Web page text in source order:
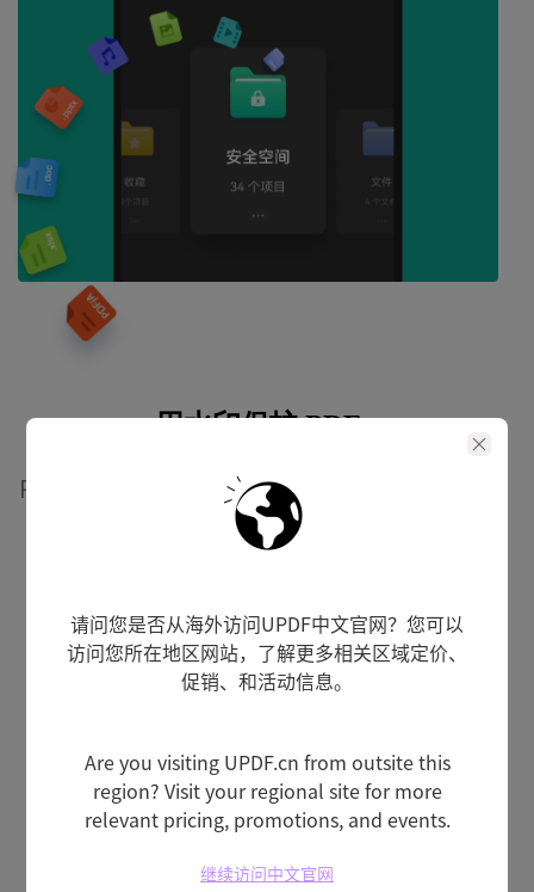
请问您是否从海外访问UPDF中文官网？您可以
访问您所在地区网站，了解更多相关区域定价、
促销、和活动信息。
Are you visiting UPDF.cn from outsite this
region? Visit your regional site for more
relevant pricing, promotions, and events.
继续访问中文官网
用水印保护 PDF
PDF 水印用于版权保护、状态标记和防止非法
使用。
3种水印类型
8个平铺选项
根据需要调整间距和角度